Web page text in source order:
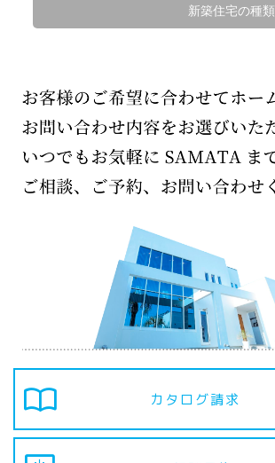
新築住宅の種類
import_contacts カタログ請求